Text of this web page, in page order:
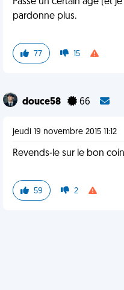
pardonne plus.
77 15
douce58 66
jeudi 19 novembre 2015 11:12
Revends-le sur le bon
59 2